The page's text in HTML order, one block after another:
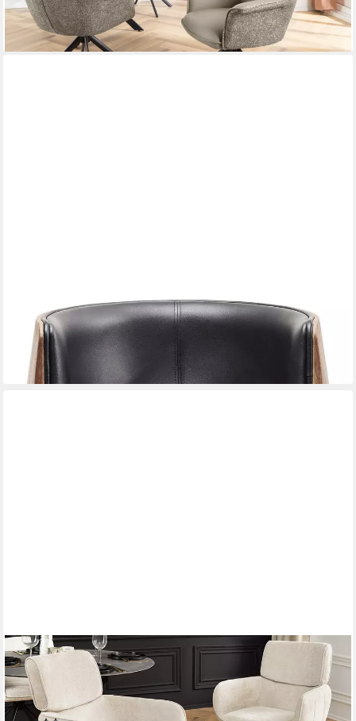
lieferbar - in 3-4 Werktagen bei dir
KARE DESIGN
Drehstuhl Club Walnut
599,00 €
lieferbar - in 6-7 Werktagen bei dir
RIESS-AMBIENTE
Drehstuhl UNIQUE champagner/schwarz – Chenille, mit
Armlehne, Metallgestell (Einzelartikel, 1 St), 180° drehbar mit
Rückholmechanik – ideal für Esszimmer oder Büro